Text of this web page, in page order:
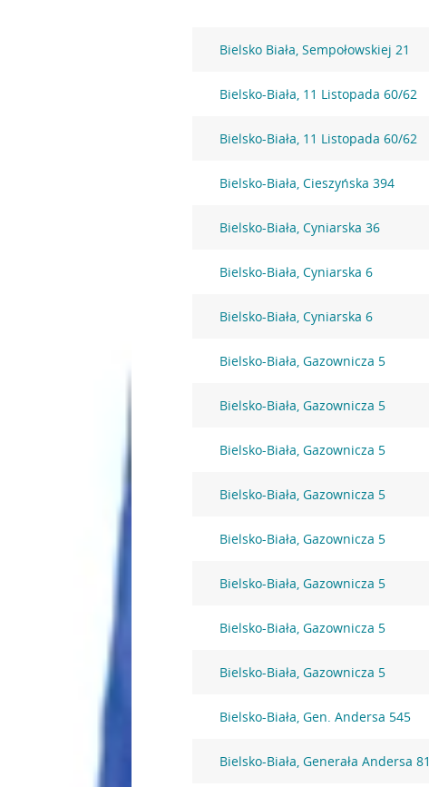
Bielsko Biała, Sempołowskiej 21
Bielsko-Biała, 11 Listopada 60/62
Bielsko-Biała, 11 Listopada 60/62
Bielsko-Biała, Cieszyńska 394
Bielsko-Biała, Cyniarska 36
Bielsko-Biała, Cyniarska 6
Bielsko-Biała, Cyniarska 6
Bielsko-Biała, Gazownicza 5
Bielsko-Biała, Gazownicza 5
Bielsko-Biała, Gazownicza 5
Bielsko-Biała, Gazownicza 5
Bielsko-Biała, Gazownicza 5
Bielsko-Biała, Gazownicza 5
Bielsko-Biała, Gazownicza 5
Bielsko-Biała, Gazownicza 5
Bielsko-Biała, Gen. Andersa 545
Bielsko-Biała, Generała Andersa 81